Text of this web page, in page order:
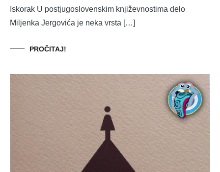
Iskorak U postjugoslovenskim književnostima delo
Miljenka Jergovića je neka vrsta […]
PROČITAJ!